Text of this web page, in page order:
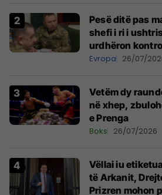
Pesë ditë pas
shefi i ri i
urdhëron
Evropa 26/07/
Vetëm dy
në xhep,
e Prenga
Boks 26/07/2026
Vëllai iu
të Arkanit,
Prizren mohon